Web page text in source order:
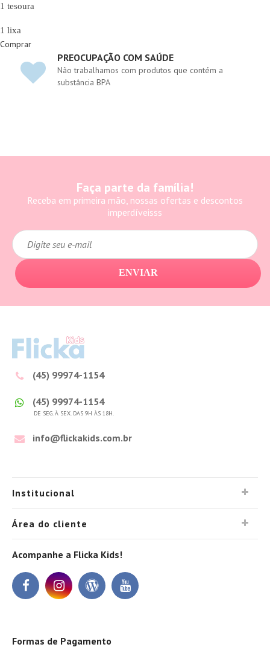
1 tesoura
1 lixa
Comprar
PREOCUPAÇÃO COM SAÚDE
Não trabalhamos com produtos que contém a
substância BPA
Faça parte da família!
Receba em primeira mão, nossas ofertas e descontos
imperdíveisss
ENVIAR
(45) 99974-1154
(45) 99974-1154
DE SEG. À SEX. DAS 9H ÀS 18H.
info@flickakids.com.br
Institucional
Área do cliente
Acompanhe a Flicka Kids!
Formas de Pagamento